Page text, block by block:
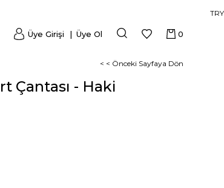
TRY
0
Üye Girişi Üye Ol
< < Önceki Sayfaya Dön
Çantası - Haki